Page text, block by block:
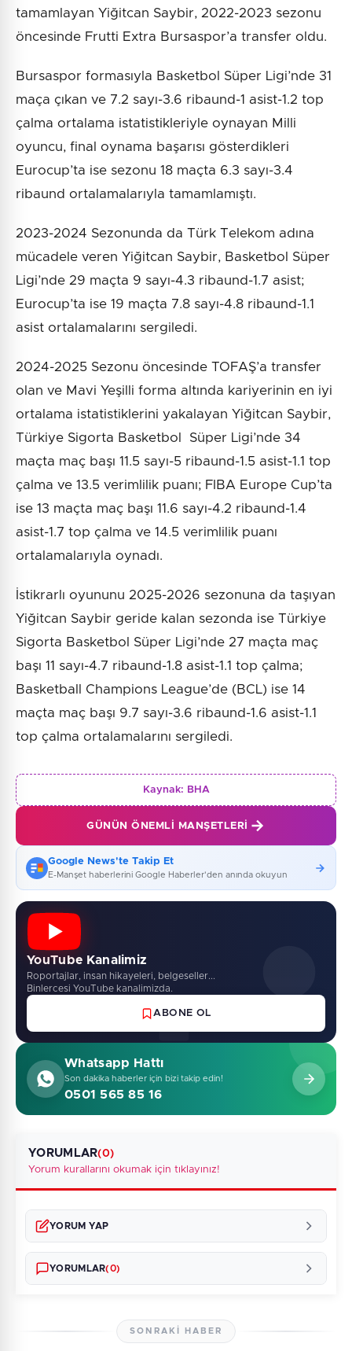
tamamlayan Yiğitcan Saybir, 2022-2023 sezonu
öncesinde Frutti Extra Bursaspor’a transfer oldu.
Bursaspor formasıyla Basketbol Süper Ligi’nde 31
maça çıkan ve 7.2 sayı-3.6 ribaund-1 asist-1.2 top
çalma ortalama istatistikleriyle oynayan Milli
oyuncu, final oynama başarısı gösterdikleri
Eurocup’ta ise sezonu 18 maçta 6.3 sayı-3.4
ribaund ortalamalarıyla tamamlamıştı.
2023-2024 Sezonunda da Türk Telekom adına
mücadele veren Yiğitcan Saybir, Basketbol Süper
Ligi’nde 29 maçta 9 sayı-4.3 ribaund-1.7 asist;
Eurocup’ta ise 19 maçta 7.8 sayı-4.8 ribaund-1.1
asist ortalamalarını sergiledi.
2024-2025 Sezonu öncesinde TOFAŞ’a transfer
olan ve Mavi Yeşilli forma altında kariyerinin en iyi
ortalama istatistiklerini yakalayan Yiğitcan Saybir,
Türkiye Sigorta Basketbol Süper Ligi’nde 34
maçta maç başı 11.5 sayı-5 ribaund-1.5 asist-1.1 top
çalma ve 13.5 verimlilik puanı; FIBA Europe Cup’ta
ise 13 maçta maç başı 11.6 sayı-4.2 ribaund-1.4
asist-1.7 top çalma ve 14.5 verimlilik puanı
ortalamalarıyla oynadı.
İstikrarlı oyununu 2025-2026 sezonuna da taşıyan
Yiğitcan Saybir geride kalan sezonda ise Türkiye
Sigorta Basketbol Süper Ligi’nde 27 maçta maç
başı 11 sayı-4.7 ribaund-1.8 asist-1.1 top çalma;
Basketball Champions League’de (BCL) ise 14
maçta maç başı 9.7 sayı-3.6 ribaund-1.6 asist-1.1
top çalma ortalamalarını sergiledi.
Kaynak: BHA
GÜNÜN ÖNEMLI MANŞETLERI
Google News'te Takip Et
E-Manşet haberlerini Google Haberler'den anında okuyun
YouTube Kanalimiz
Roportajlar, insan hikayeleri, belgeseller...
Binlercesi YouTube kanalimizda.
ABONE OL
Whatsapp Hattı
Son dakika haberler için bizi takip edin!
0501 565 85 16
YORUMLAR(0)
Yorum kurallarını okumak için tıklayınız!
YORUM YAP
YORUMLAR(0)
SONRAKI HABER